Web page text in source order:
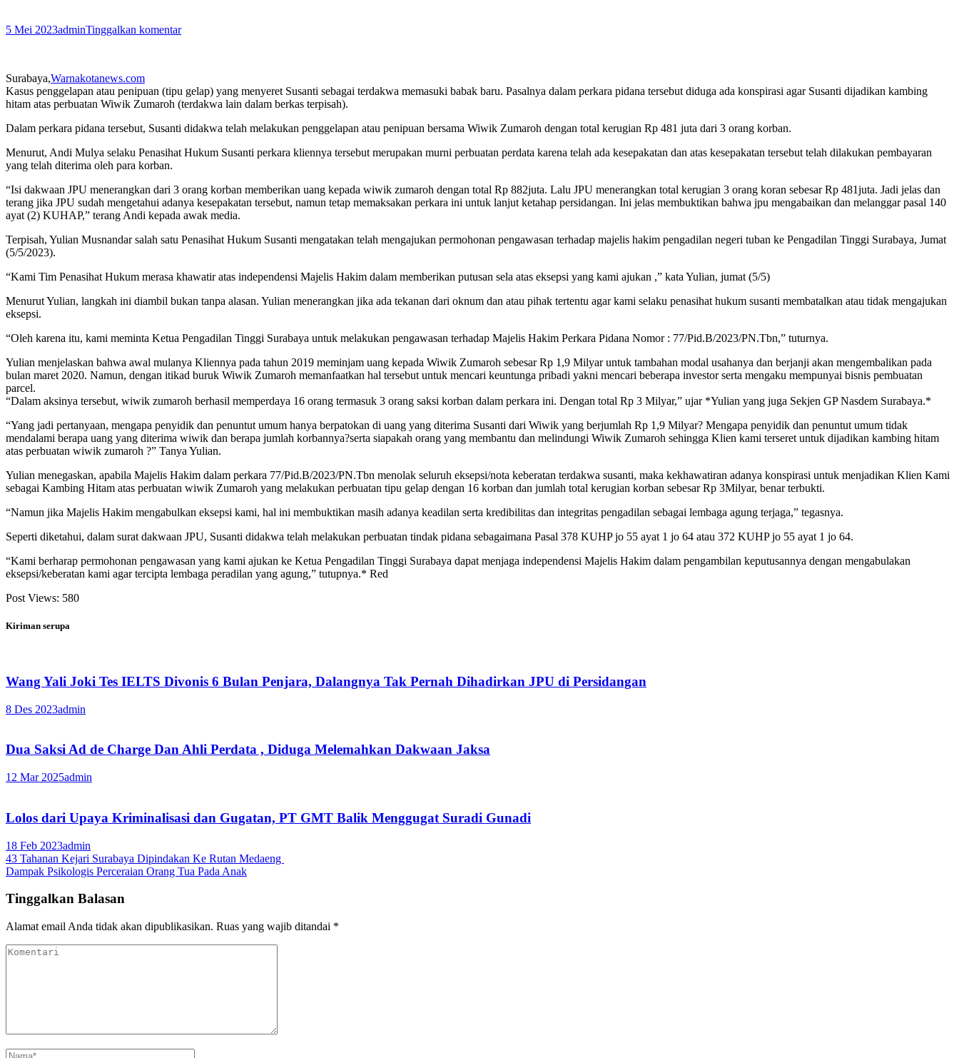
5 Mei 2023adminTinggalkan komentar
Surabaya,Warnakotanews.com
Kasus penggelapan atau penipuan (tipu gelap) yang menyeret Susanti sebagai terdakwa memasuki babak baru. Pasalnya dalam perkara pidana tersebut diduga ada konspirasi agar Susanti dijadikan kambing
hitam atas perbuatan Wiwik Zumaroh (terdakwa lain dalam berkas terpisah).
Dalam perkara pidana tersebut, Susanti didakwa telah melakukan penggelapan atau penipuan bersama Wiwik Zumaroh dengan total kerugian Rp 481 juta dari 3 orang korban.
Menurut, Andi Mulya selaku Penasihat Hukum Susanti perkara kliennya tersebut merupakan murni perbuatan perdata karena telah ada kesepakatan dan atas kesepakatan tersebut telah dilakukan pembayaran
yang telah diterima oleh para korban.
“Isi dakwaan JPU menerangkan dari 3 orang korban memberikan uang kepada wiwik zumaroh dengan total Rp 882juta. Lalu JPU menerangkan total kerugian 3 orang koran sebesar Rp 481juta. Jadi jelas dan
terang jika JPU sudah mengetahui adanya kesepakatan tersebut, namun tetap memaksakan perkara ini untuk lanjut ketahap persidangan. Ini jelas membuktikan bahwa jpu mengabaikan dan melanggar pasal 140
ayat (2) KUHAP,” terang Andi kepada awak media.
Terpisah, Yulian Musnandar salah satu Penasihat Hukum Susanti mengatakan telah mengajukan permohonan pengawasan terhadap majelis hakim pengadilan negeri tuban ke Pengadilan Tinggi Surabaya, Jumat
(5/5/2023).
“Kami Tim Penasihat Hukum merasa khawatir atas independensi Majelis Hakim dalam memberikan putusan sela atas eksepsi yang kami ajukan ,” kata Yulian, jumat (5/5)
Menurut Yulian, langkah ini diambil bukan tanpa alasan. Yulian menerangkan jika ada tekanan dari oknum dan atau pihak tertentu agar kami selaku penasihat hukum susanti membatalkan atau tidak mengajukan
eksepsi.
“Oleh karena itu, kami meminta Ketua Pengadilan Tinggi Surabaya untuk melakukan pengawasan terhadap Majelis Hakim Perkara Pidana Nomor : 77/Pid.B/2023/PN.Tbn,” tuturnya.
Yulian menjelaskan bahwa awal mulanya Kliennya pada tahun 2019 meminjam uang kepada Wiwik Zumaroh sebesar Rp 1,9 Milyar untuk tambahan modal usahanya dan berjanji akan mengembalikan pada
bulan maret 2020. Namun, dengan itikad buruk Wiwik Zumaroh memanfaatkan hal tersebut untuk mencari keuntunga pribadi yakni mencari beberapa investor serta mengaku mempunyai bisnis pembuatan
parcel.
“Dalam aksinya tersebut, wiwik zumaroh berhasil memperdaya 16 orang termasuk 3 orang saksi korban dalam perkara ini. Dengan total Rp 3 Milyar,” ujar *Yulian yang juga Sekjen GP Nasdem Surabaya.*
“Yang jadi pertanyaan, mengapa penyidik dan penuntut umum hanya berpatokan di uang yang diterima Susanti dari Wiwik yang berjumlah Rp 1,9 Milyar? Mengapa penyidik dan penuntut umum tidak
mendalami berapa uang yang diterima wiwik dan berapa jumlah korbannya?serta siapakah orang yang membantu dan melindungi Wiwik Zumaroh sehingga Klien kami terseret untuk dijadikan kambing hitam
atas perbuatan wiwik zumaroh ?” Tanya Yulian.
Yulian menegaskan, apabila Majelis Hakim dalam perkara 77/Pid.B/2023/PN.Tbn menolak seluruh eksepsi/nota keberatan terdakwa susanti, maka kekhawatiran adanya konspirasi untuk menjadikan Klien Kami
sebagai Kambing Hitam atas perbuatan wiwik Zumaroh yang melakukan perbuatan tipu gelap dengan 16 korban dan jumlah total kerugian korban sebesar Rp 3Milyar, benar terbukti.
“Namun jika Majelis Hakim mengabulkan eksepsi kami, hal ini membuktikan masih adanya keadilan serta kredibilitas dan integritas pengadilan sebagai lembaga agung terjaga,” tegasnya.
Seperti diketahui, dalam surat dakwaan JPU, Susanti didakwa telah melakukan perbuatan tindak pidana sebagaimana Pasal 378 KUHP jo 55 ayat 1 jo 64 atau 372 KUHP jo 55 ayat 1 jo 64.
“Kami berharap permohonan pengawasan yang kami ajukan ke Ketua Pengadilan Tinggi Surabaya dapat menjaga independensi Majelis Hakim dalam pengambilan keputusannya dengan mengabulakan
eksepsi/keberatan kami agar tercipta lembaga peradilan yang agung,” tutupnya.* Red
Post Views: 580
Kiriman serupa
Wang Yali Joki Tes IELTS Divonis 6 Bulan Penjara, Dalangnya Tak Pernah Dihadirkan JPU di Persidangan
8 Des 2023admin
Dua Saksi Ad de Charge Dan Ahli Perdata , Diduga Melemahkan Dakwaan Jaksa
12 Mar 2025admin
Lolos dari Upaya Kriminalisasi dan Gugatan, PT GMT Balik Menggugat Suradi Gunadi
18 Feb 2023admin
Navigasi
pos
43 Tahanan Kejari Surabaya Dipindakan Ke Rutan Medaeng
Dampak Psikologis Perceraian Orang Tua Pada Anak
Tinggalkan Balasan
Alamat email Anda tidak akan dipublikasikan. Ruas yang wajib ditandai *
Komentari
Nama*